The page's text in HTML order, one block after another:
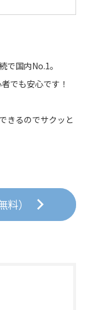
で国内No.1。
でも安心です！
きるのでサクッと
）